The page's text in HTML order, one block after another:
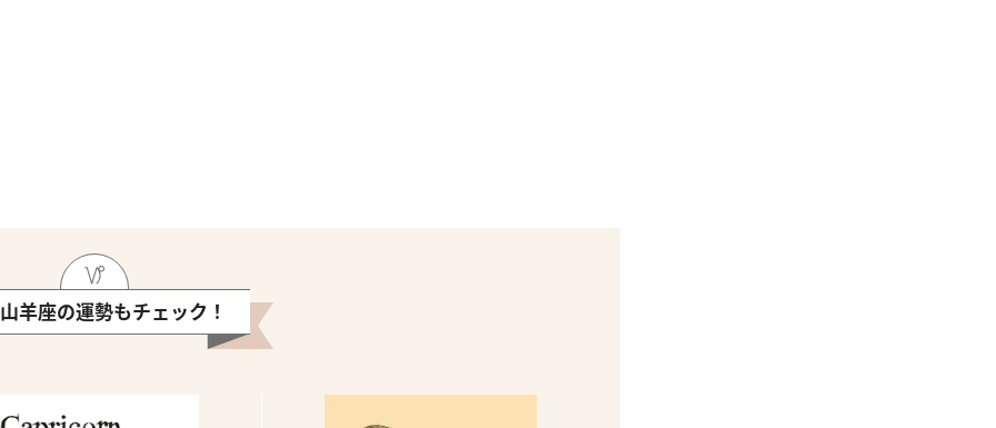
羊座の運勢もチェック！